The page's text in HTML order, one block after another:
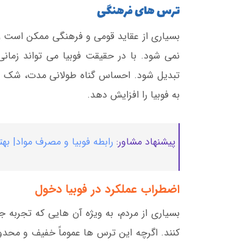
ترس های فرهنگی
بسیاری از عقاید قومی و فرهنگی ممکن است
نمی شود. با در حقیقت فوبیا می تواند
تبدیل شود. احساس گناه طولانی مدت، شک
به فوبیا را افزایش دهد.
پیشنهاد مشاور: رابطه فوبیا و مصرف مواد|
اضطراب عملکرد در فوبیا دخول
بسیاری از مردم، به ویژه آن هایی که
کنند. اگرچه این ترس ها عموماً خفیف و